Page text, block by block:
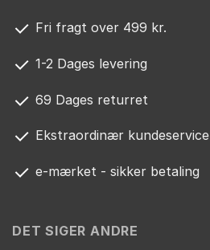
Fri fragt over 499 kr.
1-2 Dages levering
69 Dages returret
Ekstraordinær kundeservice
e-mærket - sikker betaling
DET SIGER ANDRE